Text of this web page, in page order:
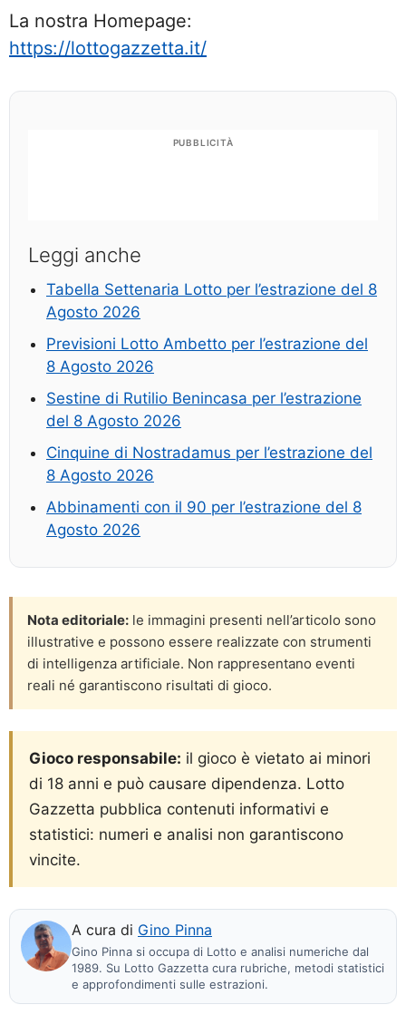
La nostra Homepage:
https://lottogazzetta.it/
PUBBLICITÀ
Leggi anche
Tabella Settenaria Lotto per l’estrazione del 8
Agosto 2026
Previsioni Lotto Ambetto per l’estrazione del
8 Agosto 2026
Sestine di Rutilio Benincasa per l’estrazione
del 8 Agosto 2026
Cinquine di Nostradamus per l’estrazione del
8 Agosto 2026
Abbinamenti con il 90 per l’estrazione del 8
Agosto 2026
Nota editoriale: le immagini presenti nell’articolo sono
illustrative e possono essere realizzate con strumenti
di intelligenza artificiale. Non rappresentano eventi
reali né garantiscono risultati di gioco.
Gioco responsabile: il gioco è vietato ai minori
di 18 anni e può causare dipendenza. Lotto
Gazzetta pubblica contenuti informativi e
statistici: numeri e analisi non garantiscono
vincite.
A cura di Gino Pinna
Gino Pinna si occupa di Lotto e analisi numeriche dal
1989. Su Lotto Gazzetta cura rubriche, metodi statistici
e approfondimenti sulle estrazioni.